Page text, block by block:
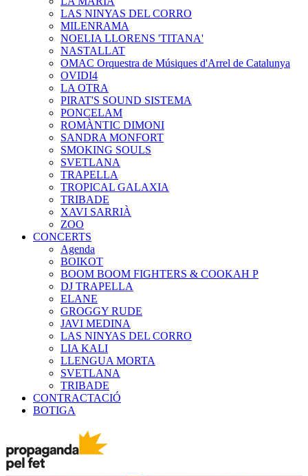
LAS NINYAS DEL CORRO
MILENRAMA
NOELIA LLORENS 'TITANA'
NASTALLAT
OMAC Orquestra de Músiques d'Arrel de Catalunya
OVIDI4
LA OTRA
PIRAT'S SOUND SISTEMA
PONCELAM
ROMÀNTIC DIMONI
SANDRA MONFORT
SMOKING SOULS
SVETLANA
TRAPELLA
TROPICAL GALAXIA
TRIBADE
XAVI SARRIÀ
ZOO
CONCERTS
Agenda
BOIKOT
BOOM BOOM FIGHTERS & COOKAH P
DJ TRAPELLA
ELANE
GROGGY RUDE
JAVI MEDINA
LAS NINYAS DEL CORRO
LIA KALI
LLENGUA MORTA
SVETLANA
TRIBADE
CONTRACTACIÓ
BOTIGA